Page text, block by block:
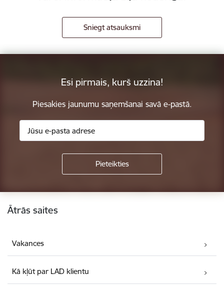
Sniegt atsauksmi
Esi pirmais, kurš uzzina!
Piesakies jaunumu saņemšanai savā e-pastā.
Kājene
Ātrās saites
Vakances
Kā kļūt par LAD klientu